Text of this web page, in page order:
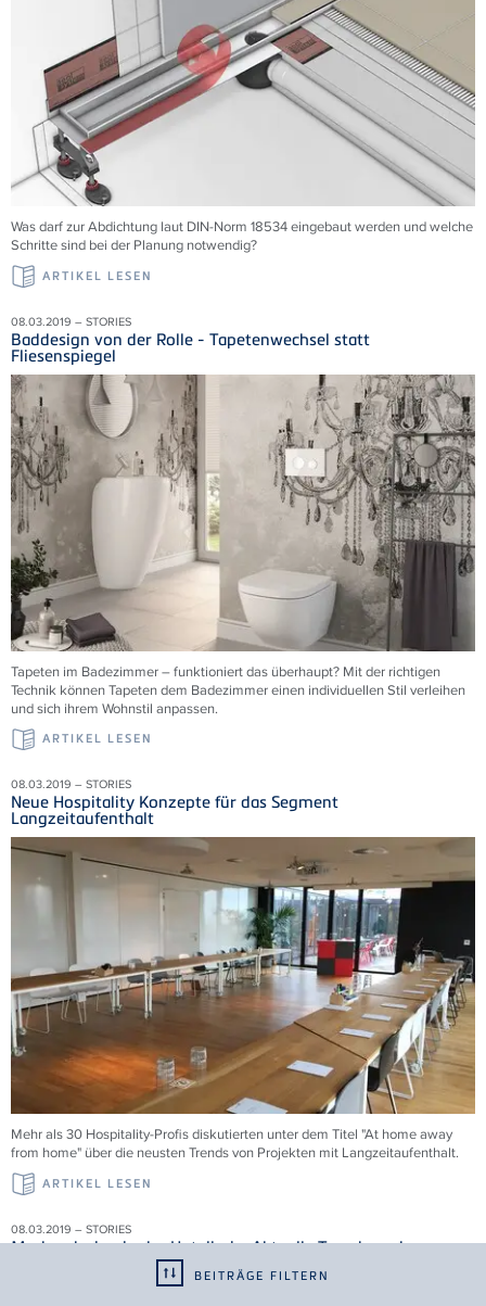
BEITRÄGE FILTERN
Was darf zur Abdichtung laut DIN-Norm 18534 eingebaut werden und welche
Schritte sind bei der Planung notwendig?
ARTIKEL LESEN
08.03.2019 – STORIES
Baddesign von der Rolle - Tapetenwechsel statt
Fliesenspiegel
Tapeten im Badezimmer – funktioniert das überhaupt? Mit der richtigen
Technik können Tapeten dem Badezimmer einen individuellen Stil verleihen
und sich ihrem Wohnstil anpassen.
ARTIKEL LESEN
08.03.2019 – STORIES
Neue Hospitality Konzepte für das Segment
Langzeitaufenthalt
Mehr als 30 Hospitality-Profis diskutierten unter dem Titel "At home away
from home" über die neusten Trends von Projekten mit Langzeitaufenthalt.
ARTIKEL LESEN
08.03.2019 – STORIES
Markendesign in der Hotellerie: Aktuelle Trends und